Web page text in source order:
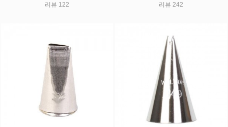
리뷰 122
리뷰 242